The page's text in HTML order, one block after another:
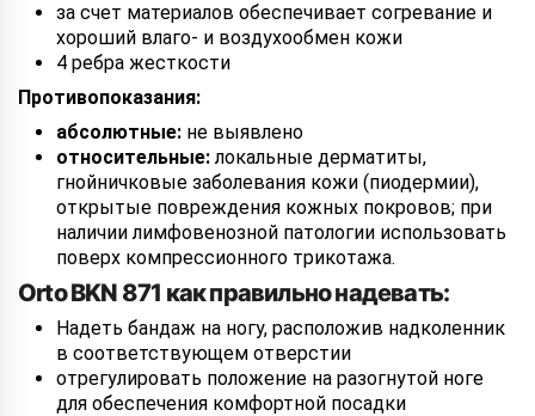
за счет материалов обеспечивает согревание и
хороший влаго- и воздухообмен кожи
4 ребра жесткости
Противопоказания:
абсолютные: не выявлено
относительные:локальные дерматиты,
гнойничковые заболевания кожи (пиодермии),
открытые повреждения кожных покровов; при
наличии лимфовенозной патологии использовать
поверх компрессионного трикотажа.
Orto BKN 871 как правильно надевать:
Надеть бандаж на ногу, расположив надколенник
в соответствующем отверстии
отрегулировать положение на разогнутой ноге
для обеспечения комфортной посадки